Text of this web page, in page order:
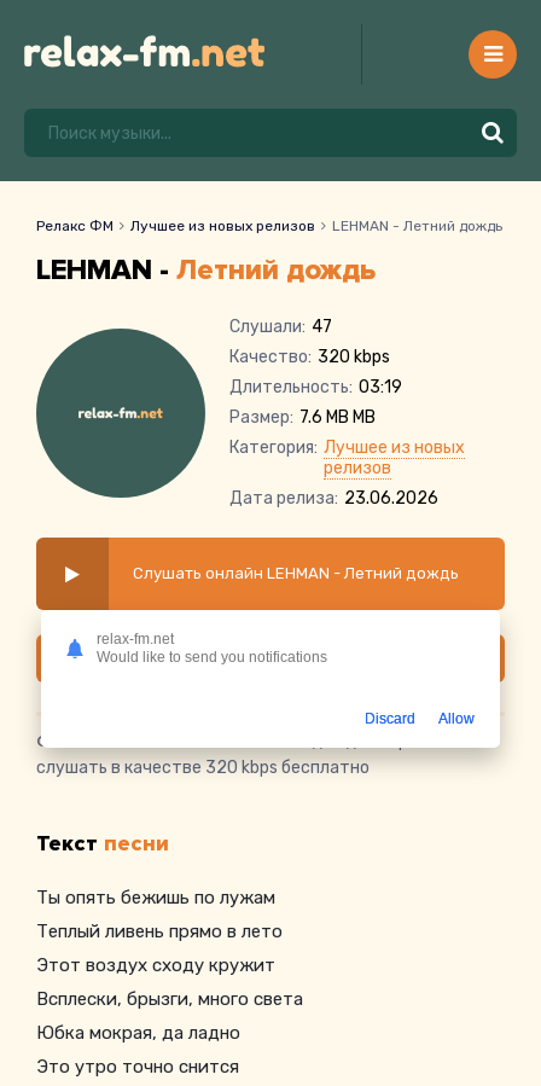
Релакс ФМ Лучшее из новых релизов LEHMAN - Летний дождь
LEHMAN - Летний дождь
Слушали: 47
Качество: 320 kbps
Длительность: 03:19
Размер: 7.6 MB MB
Категория: Лучшее из новых
релизов
Дата релиза: 23.06.2026
Слушать онлайн LEHMAN - Летний дождь
Скачать
Скачать песню LEHMAN - Летний дождь
слушать в качестве 320 kbps бесплатно
Текст песни
Ты опять бежишь по лужам
Теплый ливень прямо в лето
Этот воздух сходу кружит
Всплески, брызги, много света
Юбка мокрая, да ладно
Это утро точно снится
relax-fm.net
Would like to send you notifications
Discard Allow